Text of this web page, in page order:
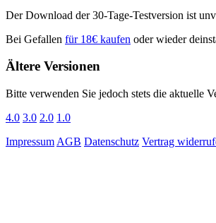
Der Download der 30-Tage-Testversion ist
Bei Gefallen für 18€ kaufen oder wieder
Ältere Versionen
Bitte verwenden Sie jedoch stets die aktuelle
4.0 3.0 2.0 1.0
Impressum AGB Datenschutz Vertrag